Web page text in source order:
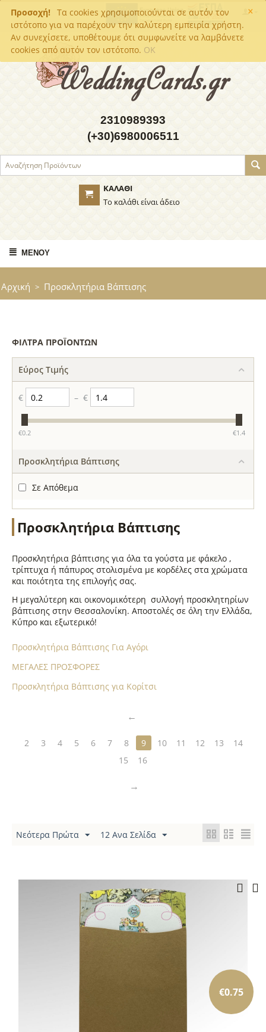
×
Προσοχή!
Τα cookies χρησιμοποιούνται σε αυτόν τον
ιστότοπο για να παρέχουν την καλύτερη εμπειρία χρήστη.
Αν συνεχίσετε, υποθέτουμε ότι συμφωνείτε να λαμβάνετε
cookies από αυτόν τον ιστότοπο. OK
2310989393
(+30)6980006511
ΚΑΛΆΘΙ
Το καλάθι είναι άδειο
ΜΕΝΟΎ
Αρχική > Προσκλητήρια Βάπτισης
ΦΊΛΤΡΑ ΠΡΟΪΌΝΤΩΝ
Εύρος Τιμής
€ – €
‎€0.2 ‎€1.4
Προσκλητήρια Βάπτισης
Σε Απόθεμα
Προσκλητήρια Βάπτισης
Προσκλητήρια βάπτισης για όλα τα γούστα με φάκελο ,
τρίπτυχα ή πάπυρος στολισμένα με κορδέλες στα χρώματα
και ποιότητα της επιλογής σας.
Η μεγαλύτερη και οικονομικότερη συλλογή προσκλητηρίων
βάπτισης στην Θεσσαλονίκη. Αποστολές σε όλη την Ελλάδα,
Κύπρο και εξωτερικό!
Προσκλητήρια Βάπτισης Για Αγόρι
ΜΕΓΑΛΕΣ ΠΡΟΣΦΟΡΕΣ
Προσκλητήρια Βάπτισης για Κορίτσι
2 3 4 5 6 7 8 9 10 11 12 13
14
15
16
Νεότερα Πρώτα 12 Ανα Σελίδα
€0.75